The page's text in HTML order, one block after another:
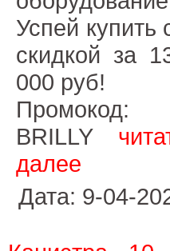
Успей купить
скидкой за
000 руб!
Промокод:
BRILLY
далее
Дата: 9-04-